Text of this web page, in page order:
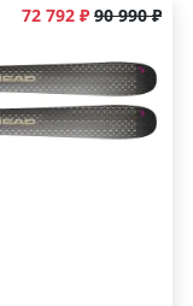
72 792 ₽ 90 990 ₽